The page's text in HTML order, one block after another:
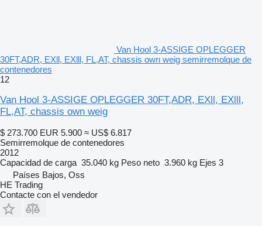
Van Hool 3-ASSIGE OPLEGGER
30FT,ADR, EXll, EXlll, FL,AT, chassis own weig semirremolque de
contenedores
12
Van Hool 3-ASSIGE OPLEGGER 30FT,ADR, EXll, EXlll,
FL,AT, chassis own weig
$ 273.700 EUR 5.900 ≈ US$ 6.817
Semirremolque de contenedores
2012
Capacidad de carga 35.040 kg Peso neto 3.960 kg Ejes 3
Países Bajos, Oss
HE Trading
Contacte con el vendedor